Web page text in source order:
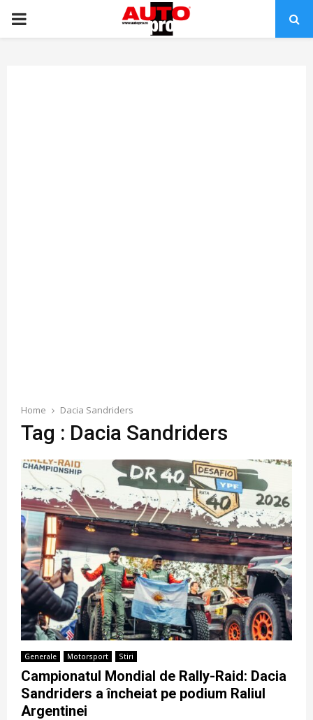
PRIMARY
Home Dacia Sandriders
Tag : Dacia Sandriders
Generale Motorsport Stiri
Campionatul Mondial de Rally-Raid: Dacia
Sandriders a încheiat pe podium Raliul
Argentinei